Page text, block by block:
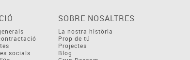
socials
SOBRE NOSALTRES
La nostra història
Prop de tú
Projectes
Blog